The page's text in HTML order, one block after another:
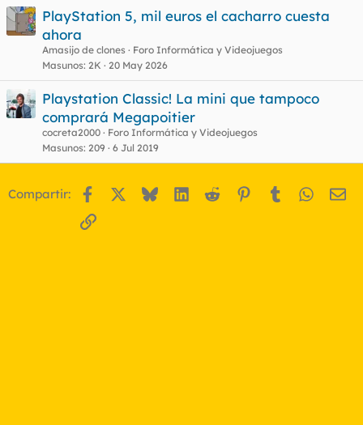
PlayStation 5, mil euros el cacharro cuesta
ahora
Amasijo de clones
Foro Informática y Videojuegos
Masunos 2K 20 May 2026
Playstation Classic! La mini que tampoco
comprará Megapoitier
cocreta2000
Foro Informática y Videojuegos
Masunos 209 6 Jul 2019
Compartir: Facebook BlueskyLinkedIn
Reddit Pinterest
Tumblr
Enlace